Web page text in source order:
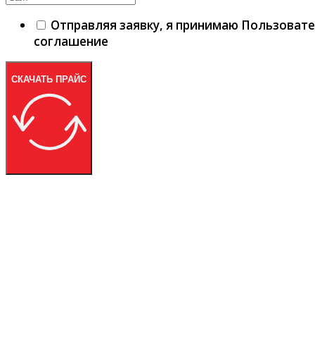
Отправляя заявку, я принимаю
соглашение
СКАЧАТЬ ПРАЙС